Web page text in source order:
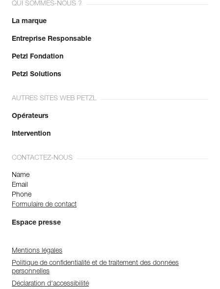
QUI SOMMES-NOUS ?
La marque
Entreprise Responsable
Petzl Fondation
Petzl Solutions
AUTRES SITES WEB PETZL
Opérateurs
Intervention
CONTACTEZ-NOUS
Name
Email
Phone
Formulaire de contact
Espace presse
Mentions légales
Politique de confidentialité et de traitement des données
personnelles
Déclaration d'accessibilité